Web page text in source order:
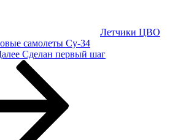
Летчики ЦВО
самолеты Су-34
Сделан первый шаг